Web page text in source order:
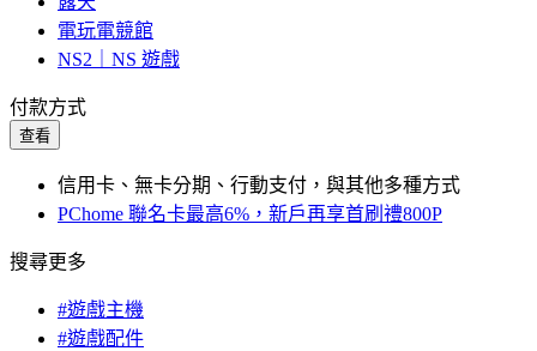
電玩電競館
NS2｜NS 遊戲
付款方式
查看
信用卡、無卡分期、行動支付，與其他多種方式
PChome 聯名卡最高6%，新戶再享首刷禮800P
搜尋更多
#遊戲主機
#遊戲配件